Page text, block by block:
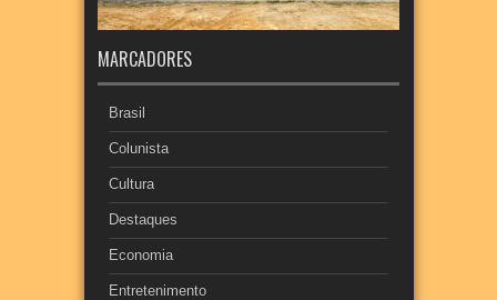
MARCADORES
Brasil
Colunista
Cultura
Destaques
Economia
Entretenimento